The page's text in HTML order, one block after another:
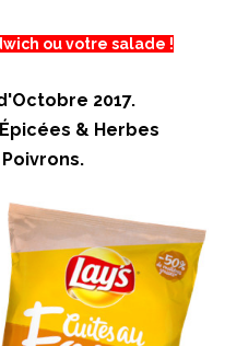
ou votre salade !
2017.
& Herbes